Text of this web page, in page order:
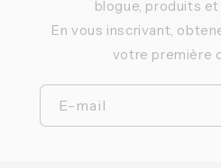
blogue, produits
En vous inscrivant,
votre première
E-mail